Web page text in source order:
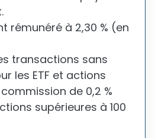
rémunéré à 2,30 % (en
transactions sans
les ETF et actions
de 0,2 %
supérieures à 100